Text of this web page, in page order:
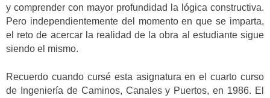
y comprender con mayor profundidad la lógica constructiva.
Pero independientemente del momento en que se imparta,
el reto de acercar la realidad de la obra al estudiante sigue
siendo el mismo.
Recuerdo cuando cursé esta asignatura en el cuarto curso
de Ingeniería de Caminos, Canales y Puertos, en 1986. El